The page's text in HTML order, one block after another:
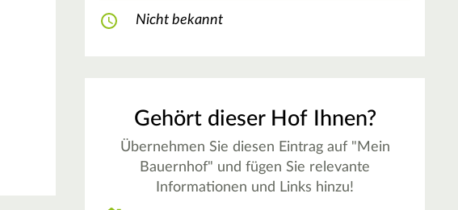
Nicht bekannt
Gehört dieser Hof Ihnen?
Übernehmen Sie diesen Eintrag auf "Mein
Bauernhof" und fügen Sie relevante
Informationen und Links hinzu!